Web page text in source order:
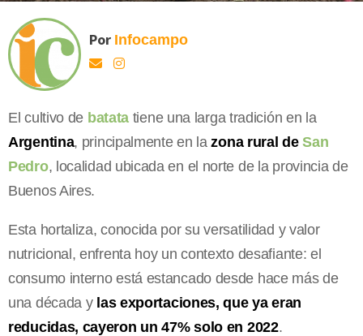
Por Infocampo
El cultivo de batata tiene una larga tradición en la
Argentina, principalmente en lazona rural deSan
Pedro, localidad ubicada en el norte de la provincia de
Buenos Aires.
Esta hortaliza, conocida por su versatilidad y valor
nutricional, enfrenta hoy un contexto desafiante: el
consumo interno está estancado desde hace más de
una década y las exportaciones, que ya eran
reducidas, cayeron un 47% solo en 2022.